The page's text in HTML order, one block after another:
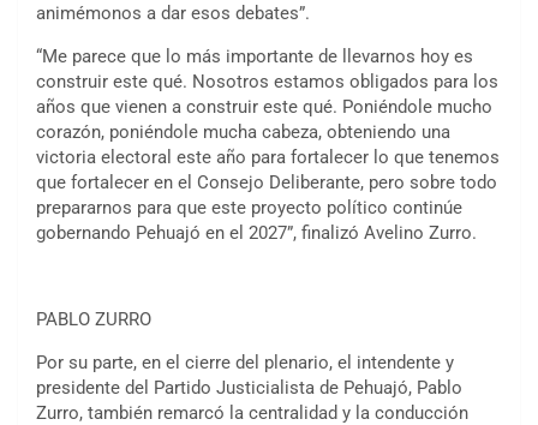
animémonos a dar esos debates”.
“Me parece que lo más importante de llevarnos hoy es
construir este qué. Nosotros estamos obligados para los
años que vienen a construir este qué. Poniéndole mucho
corazón, poniéndole mucha cabeza, obteniendo una
victoria electoral este año para fortalecer lo que tenemos
que fortalecer en el Consejo Deliberante, pero sobre todo
prepararnos para que este proyecto político continúe
gobernando Pehuajó en el 2027”, finalizó Avelino Zurro.
PABLO ZURRO
Por su parte, en el cierre del plenario, el intendente y
presidente del Partido Justicialista de Pehuajó, Pablo
Zurro, también remarcó la centralidad y la conducción